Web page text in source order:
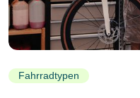
Fahrradtypen